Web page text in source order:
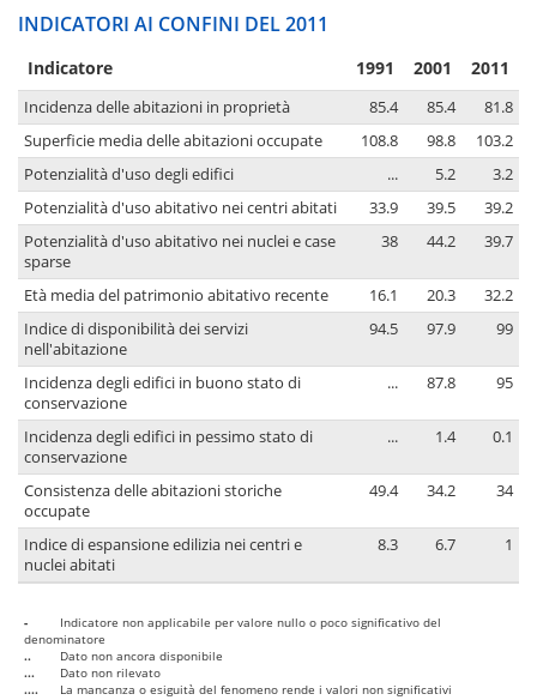
INDICATORI AI CONFINI DEL 2011
Indicatore 1991 2001 2011
Incidenza delle abitazioni in proprietà 85.4 85.4
81.8
Superficie media delle abitazioni occupate
108.8 98.8
103.2
Potenzialità d'uso degli edifici
... 5.2
3.2
Potenzialità d'uso abitativo nei centri abitati
33.9 39.5
39.2
Potenzialità d'uso abitativo nei nuclei e case
sparse
38 44.2 39.7
Età media del patrimonio abitativo recente 16.1 20.3
32.2
Indice di disponibilità dei servizi
nell'abitazione
94.5 97.9 99
Incidenza degli edifici in buono stato di
conservazione
... 87.8 95
Incidenza degli edifici in pessimo stato di
conservazione
... 1.4 0.1
Consistenza delle abitazioni storiche
occupate
49.4 34.2 34
Indice di espansione edilizia nei centri e
nuclei abitati
8.3 6.7 1
-
Indicatore non applicabile per valore nullo o poco significativo del
denominatore
..
Dato non ancora disponibile
...
Dato non rilevato
....
La mancanza o esiguità del fenomeno rende i valori non significativi